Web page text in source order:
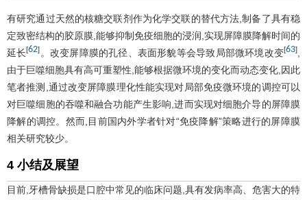
有研究通过天然的核糖交联剂作为化学交联的替代方法,制备了具有稳
定致密结构的胶原膜,能够抑制免疫细胞的浸润,实现屏障膜降解时间的
延长[62] 。改变屏障膜的孔径、表面形貌等会导致局部微环境改变[63]
由于巨噬细胞具有高可重塑性,能够根据微环境的变化而动态变化,因此
笔者推测,通过改变屏障膜理化性能实现对局部免疫微环境的调控可以
对巨噬细胞的吞噬和融合功能产生影响,进而实现对细胞介导的屏障膜
降解的调控。然而,目前国内外学者针对“免疫降解”策略进行的屏障膜
相关研究较少。
4 小结及展望
目前,牙槽骨缺损是口腔中常见的临床问题,具有发病率高、危害大的特